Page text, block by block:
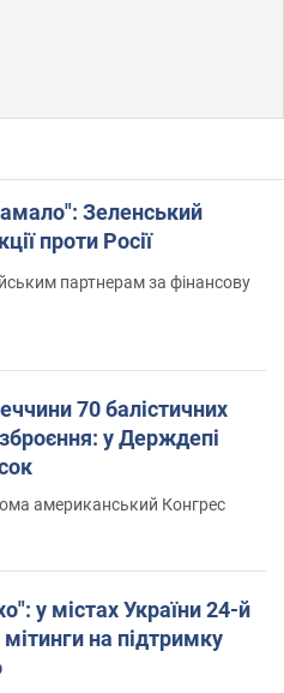
Зеленський
проти Росії
партнерам за фінансову
70 балістичних
у Держдепі
американський Конгрес
у містах України 24-й
на підтримку